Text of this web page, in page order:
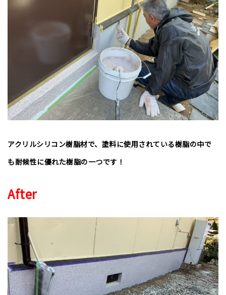
アクリルシリコン樹脂材で、塗料に使用されている樹脂の中で
も耐候性に優れた樹脂の一つです！
After